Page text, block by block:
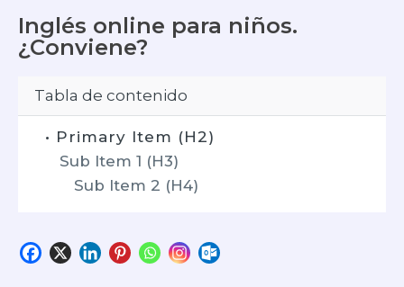
Inglés online para niños.
¿Conviene?
Tabla de contenido
• Primary Item (H2)
Sub Item 1 (H3)
Sub Item 2 (H4)